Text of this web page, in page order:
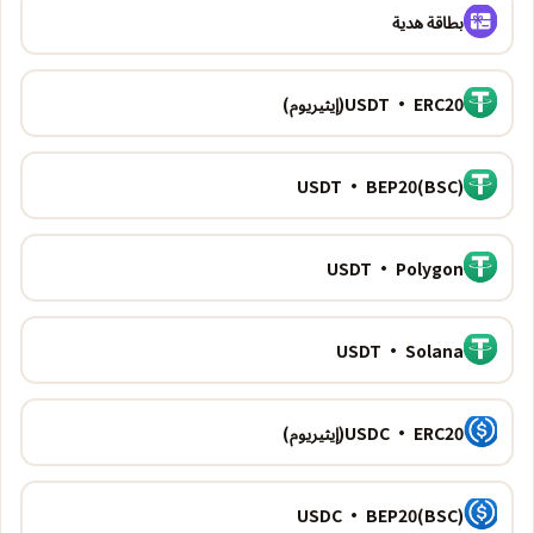
بطاقة هدية
USDT · ERC20(إيثيريوم)
USDT · BEP20(BSC)
USDT · Polygon
USDT · Solana
USDC · ERC20(إيثيريوم)
USDC · BEP20(BSC)